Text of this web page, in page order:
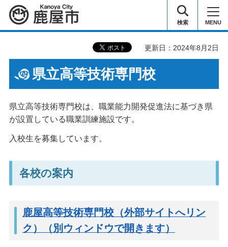
鹿屋市 検索 MENU
更新日：2024年8月2日
県立高等技術専門校
県立高等技術専門校は、職業能力開発促進法に基づき県
が設置している職業訓練施設です。
入校生を募集しています。
各校の案内
鹿屋高等技術専門校（外部サイトへリン
ク）（別ウィンドウで開きます）